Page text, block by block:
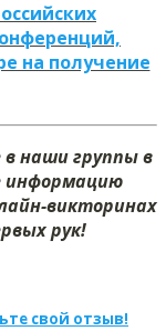
на получение
наши группы в
информацию
викторинах
рук!
свой отзыв!